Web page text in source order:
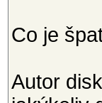
Co je
Autor